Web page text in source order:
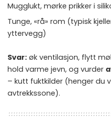
Mugglukt, mørke prikker i
Tunge, «rå» rom (typisk
yttervegg)
Svar: øk ventilasjon, flytt
hold varme jevn, og vurder
– kutt fuktkilder (henger du
avtrekkssone).